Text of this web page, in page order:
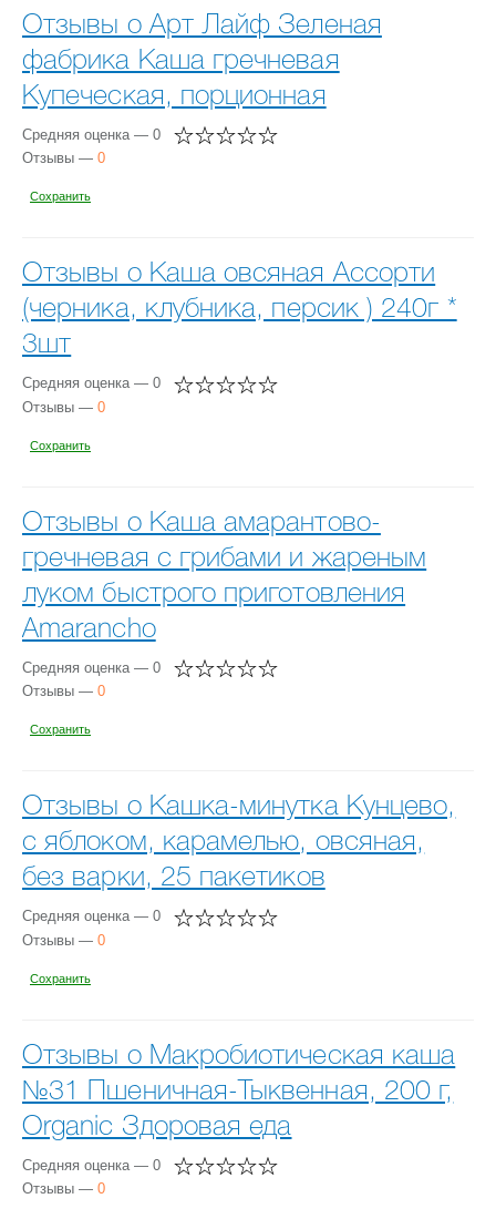
Отзывы о Арт Лайф Зеленая
фабрика Каша гречневая
Купеческая, порционная
Средняя оценка — 0
Отзывы — 0
Сохранить
Отзывы о Каша овсяная Ассорти
(черника, клубника, персик ) 240г *
3шт
Средняя оценка — 0
Отзывы — 0
Сохранить
Отзывы о Каша амарантово-
гречневая с грибами и жареным
луком быстрого приготовления
Amarancho
Средняя оценка — 0
Отзывы — 0
Сохранить
Отзывы о Кашка-минутка Кунцево,
с яблоком, карамелью, овсяная,
без варки, 25 пакетиков
Средняя оценка — 0
Отзывы — 0
Сохранить
Отзывы о Макробиотическая каша
№31 Пшеничная-Тыквенная, 200 г,
Organic Здоровая еда
Средняя оценка — 0
Отзывы — 0